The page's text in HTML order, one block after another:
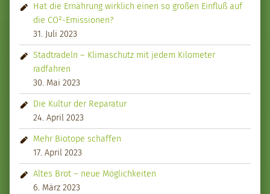
Hat die Ernährung wirklich einen so großen Einfluß auf
die CO²-Emissionen?
31. Juli 2023
Stadtradeln – Klimaschutz mit jedem Kilometer
radfahren
30. Mai 2023
Die Kultur der Reparatur
24. April 2023
Mehr Biotope schaffen
17. April 2023
Altes Brot – neue Möglichkeiten
6. März 2023